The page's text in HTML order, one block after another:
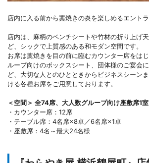
店内に入る前から藁焼きの炎を楽しめるエント
店内は、麻柄のベンチシートや竹材の折り上げ
ど、シックで上質感のある和モダン空間です。
お席は藁焼きを目の前に臨むカウンター席をは
ループ向けのボックスシート、団体様のご宴会
ど、大切な人とのひとときからビジネスシーン
ける各種お席をご用意しております。
＜空間＞ 全74席、大人数グループ向け座敷席1室
・カウンター席：12席
・テーブル席：4名席×8卓／6名席×1卓
・座敷席：4名～最大24名様